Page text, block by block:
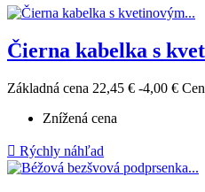
Čierna kabelka s
Základná cena 22,45 € -4,00 €
Znížená cena
 Rýchly náhľad